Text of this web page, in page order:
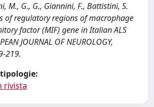
M., G., G., Giannini, F., Battistini, S.
of regulatory regions of macrophage
factor (MIF) gene in Italian ALS
JOURNAL OF NEUROLOGY,
219.
rivista